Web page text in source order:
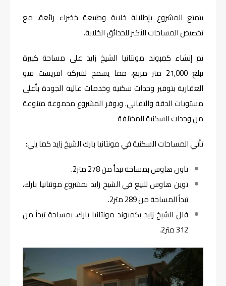
يتمتع المشروع بإطلالة خلابة وطبيعة خضراء رائعة، مع
تخصيص المساحات الأكبر للحدائق الخلابة.
تم إنشاء كمبوند مونتانيا الشيخ زايد على مساحة كبيرة
تبلغ 21,000 متر مربع، مما يسمح لشركة افريست فيو
العقارية بتوفير وحدات سكنية وخدمات عالية الجودة بأعلى
مستويات الدقة والتفاني. ويوفر المشروع مجموعة متنوعة
من وحدات السكنية المختلفة
تأتي المساحات السكنية في مونتانيا بارك الشيخ زايد كما يلي:
تاون هاوس بمساحة تبدأ من 278 متر2.
توين هاوس للبيع في الشيخ زايد بمشروع مونتانيا بارك،
تبدأ المساحة من 289 متر2.
فلل الشيخ زايد بكمبوند مونتانيا بارك، بمساحة تبدأ من
312 متر2.